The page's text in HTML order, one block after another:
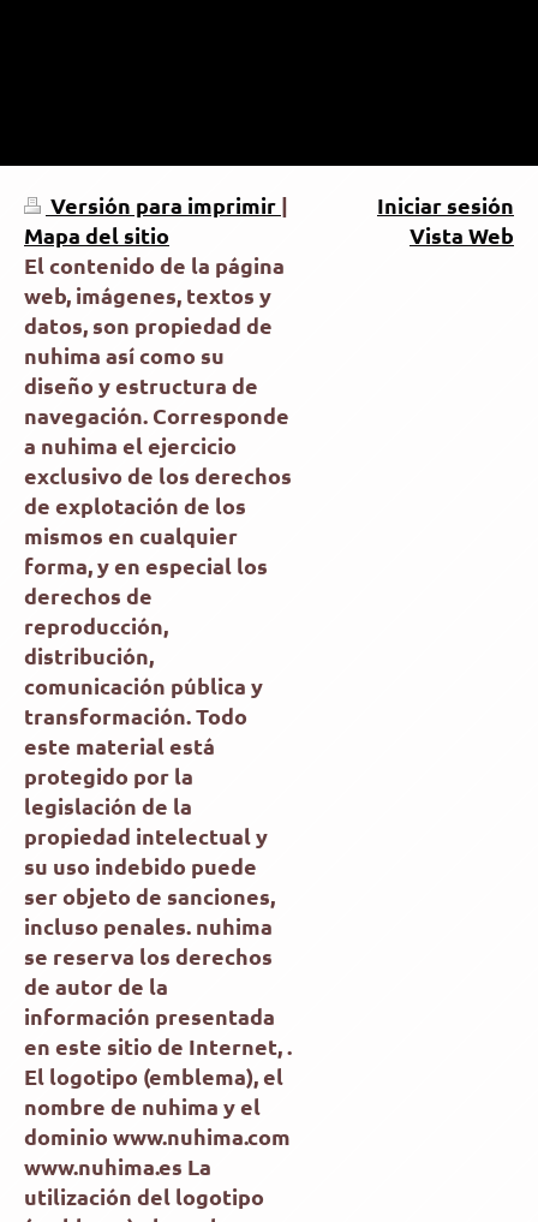
Versión para imprimir |
Mapa del sitio
El contenido de la página
web, imágenes, textos y
datos, son propiedad de
nuhima así como su
diseño y estructura de
navegación. Corresponde
a nuhima el ejercicio
exclusivo de los derechos
de explotación de los
mismos en cualquier
forma, y en especial los
derechos de
reproducción,
distribución,
comunicación pública y
transformación. Todo
este material está
protegido por la
legislación de la
propiedad intelectual y
su uso indebido puede
ser objeto de sanciones,
incluso penales. nuhima
se reserva los derechos
de autor de la
información presentada
en este sitio de Internet, .
El logotipo (emblema), el
nombre de nuhima y el
dominio www.nuhima.com
www.nuhima.es La
utilización del logotipo
Iniciar sesión
Vista Web